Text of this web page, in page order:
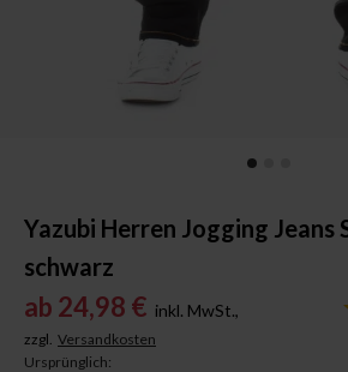
Yazubi Herren Jogging Jeans
schwarz
ab 24,98 € inkl. MwSt.,
zzgl. Versandkosten
Ursprünglich: